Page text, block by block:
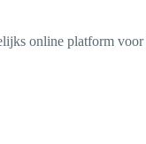
online platform